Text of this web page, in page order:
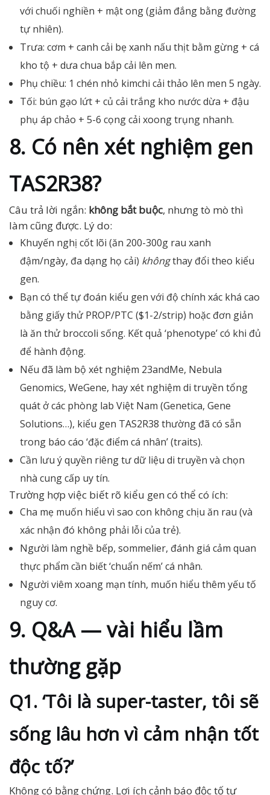
với chuối nghiền + mật ong (giảm đắng bằng đường
tự nhiên).
Trưa: cơm + canh cải bẹ xanh nấu thịt bằm gừng + cá
kho tộ + dưa chua bắp cải lên men.
Phụ chiều: 1 chén nhỏ kimchi cải thảo lên men 5 ngày.
Tối: bún gạo lứt + củ cải trắng kho nước dừa + đậu
phụ áp chảo + 5-6 cọng cải xoong trụng nhanh.
8. Có nên xét nghiệm gen
TAS2R38?
Câu trả lời ngắn: không bắt buộc, nhưng tò mò thì
làm cũng được. Lý do:
Khuyến nghị cốt lõi (ăn 200-300g rau xanh
đậm/ngày, đa dạng họ cải) khôngthay đổi theo kiểu
gen.
Bạn có thể tự đoán kiểu gen với độ chính xác khá cao
bằng giấy thử PROP/PTC ($1-2/strip) hoặc đơn giản
là ăn thử broccoli sống. Kết quả ‘phenotype’ có khi đủ
để hành động.
Nếu đã làm bộ xét nghiệm 23andMe, Nebula
Genomics, WeGene, hay xét nghiệm di truyền tổng
quát ở các phòng lab Việt Nam (Genetica, Gene
Solutions…), kiểu gen TAS2R38 thường đã có sẵn
trong báo cáo ‘đặc điểm cá nhân’ (traits).
Cần lưu ý quyền riêng tư dữ liệu di truyền và chọn
nhà cung cấp uy tín.
Trường hợp việc biết rõ kiểu gen có thể có ích:
Cha mẹ muốn hiểu vì sao con không chịu ăn rau (và
xác nhận đó không phải lỗi của trẻ).
Người làm nghề bếp, sommelier, đánh giá cảm quan
thực phẩm cần biết ‘chuẩn nếm’ cá nhân.
Người viêm xoang mạn tính, muốn hiểu thêm yếu tố
nguy cơ.
9. Q&A — vài hiểu lầm
thường gặp
Q1. ‘Tôi là super-taster, tôi sẽ
sống lâu hơn vì cảm nhận tốt
độc tố?’
Không có bằng chứng. Lợi ích cảnh báo độc tố tự